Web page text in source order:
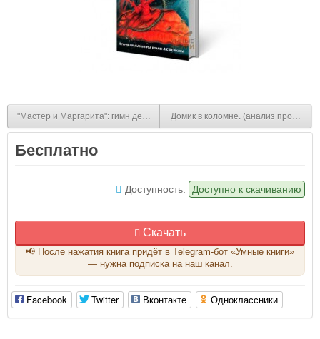
"Мастер и Маргарита": гимн демонизму? Либо Евангелие беззаветной
Домик в коломне. (анализ
Бесплатно
Доступность: Доступно к скачиванию
Скачать
📢 После нажатия книга придёт в Telegram-бот «Умные книги»
— нужна подписка на наш канал.
Facebook Twitter Вконтакте Одноклассники